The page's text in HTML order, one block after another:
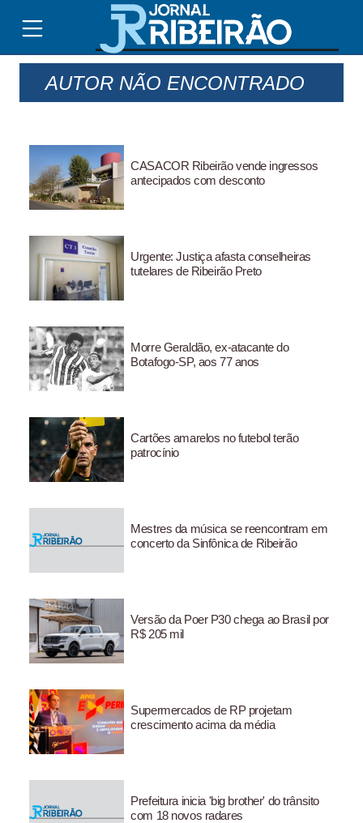
AUTOR NÃO ENCONTRADO
CASACOR Ribeirão vende ingressos
antecipados com desconto
Urgente: Justiça afasta conselheiras
tutelares de Ribeirão Preto
Morre Geraldão, ex-atacante do
Botafogo-SP, aos 77 anos
Cartões amarelos no futebol terão
patrocínio
Mestres da música se reencontram em
concerto da Sinfônica de Ribeirão
Versão da Poer P30 chega ao Brasil por
R$ 205 mil
Supermercados de RP projetam
crescimento acima da média
Prefeitura inicia 'big brother' do trânsito
com 18 novos radares